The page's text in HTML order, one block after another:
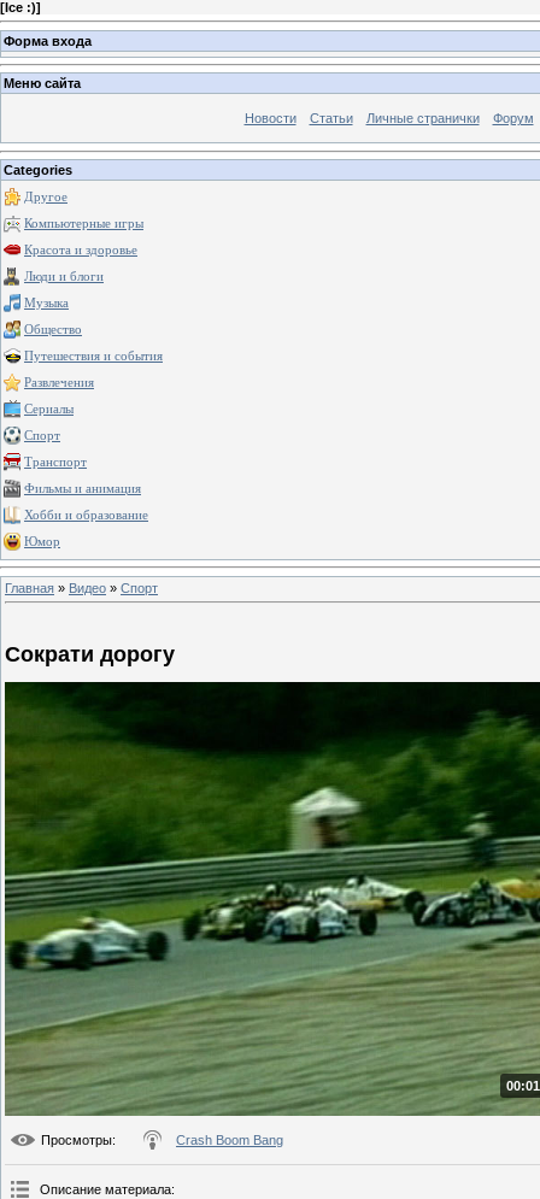
[Ice :)]
Форма входа
Меню сайта
Новости Статьи Личные странички Форум
Categories
Другое
Компьютерные игры
Красота и здоровье
Люди и блоги
Музыка
Общество
Путешествия и события
Развлечения
Сериалы
Спорт
Транспорт
Фильмы и анимация
Хобби и образование
Юмор
Главная » Видео » Спорт
Сократи дорогу
Просмотры: Crash Boom Bang
Описание материала: